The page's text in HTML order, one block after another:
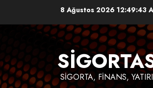
8 Ağustos 2026 12:49:43
SIGORTA, FINANS,